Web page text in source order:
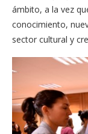
ámbito, a la vez
conocimiento,
sector cultural y